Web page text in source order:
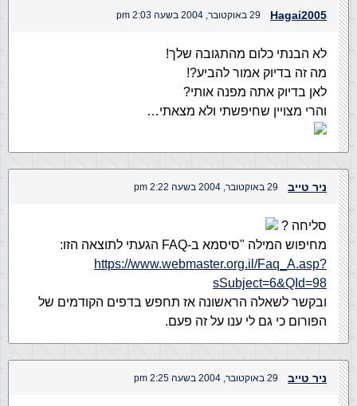
Hagai2005 29 באוקטובר, 2004 בשעה 2:03 pm
לא הבנתי כלום מהתגובה שלך!
מה זה בדיוק אמור להביע?!
לאן בדיוק אתה מפנה אותי?
והרי מצויין שחיפשתי ולא מצאתי…
ניר טייב 29 באוקטובר, 2004 בשעה 2:22 pm
סליחה ?
מחיפוש המילה "סיסמא ב-FAQ הגעתי לתוצאה הזו:
https://www.webmaster.org.il/Faq_A.asp?
sSubject=6&QId=98
ובקשר לשאלה הראשונה אז תחפש בדפים הקודמים של
הפורום כי גם לי ענו על זה פעם.
ניר טייב 29 באוקטובר, 2004 בשעה 2:25 pm